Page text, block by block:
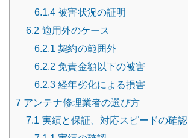
6.1.4 被害状況の証明
6.2 適用外のケース
6.2.1 契約の範囲外
6.2.2 免責金額以下の被害
6.2.3 経年劣化による損害
7 アンテナ修理業者の選び方
7.1 実績と保証、対応スピードの確認